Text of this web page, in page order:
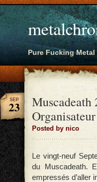
Pure Fucking
Muscadeath
Posted by nico
SEP
23
Le vingt-neuf
du Muscadeath.
empressés d’aller